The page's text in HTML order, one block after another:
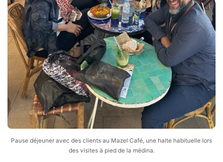
Pause déjeuner avec des clients au Mazel Café, une halte habituelle lors
des visites à pied de la médina.